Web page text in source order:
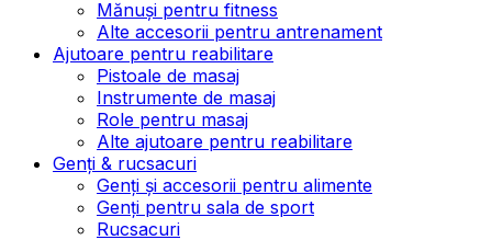
Mănuși pentru fitness
Alte accesorii pentru antrenament
Ajutoare pentru reabilitare
Pistoale de masaj
Instrumente de masaj
Role pentru masaj
Alte ajutoare pentru reabilitare
Genți & rucsacuri
Genți și accesorii pentru alimente
Genți pentru sala de sport
Rucsacuri